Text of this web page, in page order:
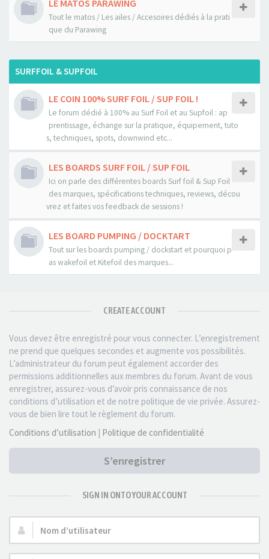
LE MATOS PARAWING
Tout le matos / Les ailes / Accesoires dédiés à la prati
que du Parawing
SURFFOIL & SUPFOIL
LE COIN 100% SURF FOIL / SUP FOIL !
Le forum dédié à 100% au Surf Foil et au Supfoil : ap
prentissage, échange sur la pratique, équipement, tuto
s, techniques, spots, downwind etc...
LES BOARDS SURF FOIL / SUP FOIL
Ici on parle des différentes boards Surf foil & Sup Foil
des marques, spécifications techniques, reviews, décou
vrez et faites vos feedback de sessions !
LES BOARD PUMPING / DOCKTART
Tout sur les boards pumping / dockstart et pourquoi p
as wakefoil et Kitefoil des marques...
CREATE ACCOUNT
Vous devez être enregistré pour vous connecter. L’enregistrement
ne prend que quelques secondes et augmente vos possibilités.
L’administrateur du forum peut également accorder des
permissions additionnelles aux membres du forum. Avant de vous
enregistrer, assurez-vous d’avoir pris connaissance de nos
conditions d’utilisation et de notre politique de vie privée. Assurez-
vous de bien lire tout le règlement du forum.
Conditions d’utilisation | Politique de confidentialité
S’enregistrer
SIGN IN ONTO YOUR ACCOUNT
Nom
d’utilisateur :